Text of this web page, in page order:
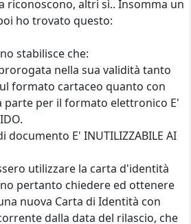
riconoscono, altri sì.. Insomma un
ho trovato questo:
stabilisce che:
nella sua validità tanto
formato cartaceo quanto con
per il formato elettronico E'
documento E' INUTILIZZABILE AI
utilizzare la carta d'identità
pertanto chiedere ed ottenere
nuova Carta di Identità con
dalla data del rilascio, che